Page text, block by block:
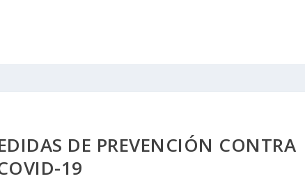
DE PREVENCIÓN CONTRA
19